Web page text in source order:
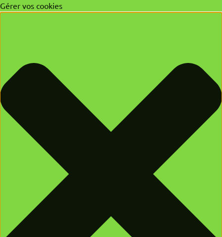
Gérer vos cookies